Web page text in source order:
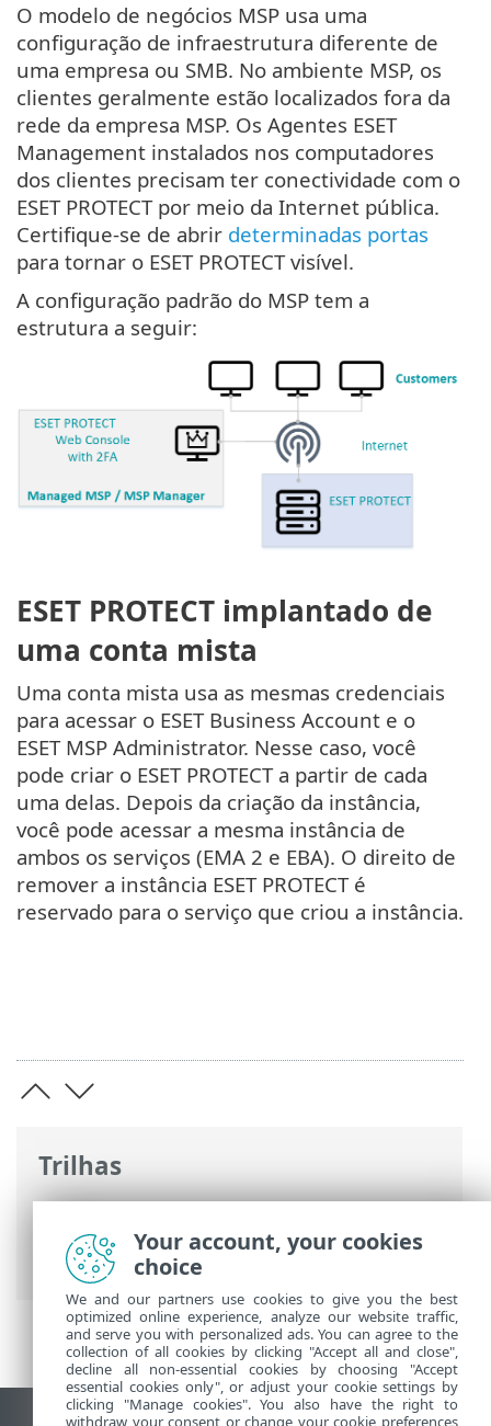
Trilhas
Ajuda on-line ESET>ESET PROTECT>
Usando o ESET PROTECT> ESET PROTECT
para Provedores de serviço gerenciados
O modelo de negócios MSP usa uma
configuração de infraestrutura diferente de
uma empresa ou SMB. No ambiente MSP, os
clientes geralmente estão localizados fora da
rede da empresa MSP. Os Agentes ESET
Management instalados nos computadores
dos clientes precisam ter conectividade com o
ESET PROTECT por meio da Internet pública.
Certifique-se de abrir determinadas portas
para tornar o ESET PROTECT visível.
A configuração padrão do MSP tem a
estrutura a seguir:
ESET PROTECT implantado de
uma conta mista
Uma conta mista usa as mesmas credenciais
para acessar o ESET Business Account e o
ESET MSP Administrator. Nesse caso, você
pode criar o ESET PROTECT a partir de cada
uma delas. Depois da criação da instância,
você pode acessar a mesma instância de
ambos os serviços (EMA 2 e EBA). O direito de
remover a instância ESET PROTECT é
reservado para o serviço que criou a instância.
Your account, your cookies
choice
We and our partners use cookies to give you the best
optimized online experience, analyze our website traffic,
and serve you with personalized ads. You can agree to the
collection of all cookies by clicking "Accept all and close",
decline all non-essential cookies by choosing "Accept
essential cookies only", or adjust your cookie settings by
clicking "Manage cookies". You also have the right to
withdraw your consent or change your cookie preferences